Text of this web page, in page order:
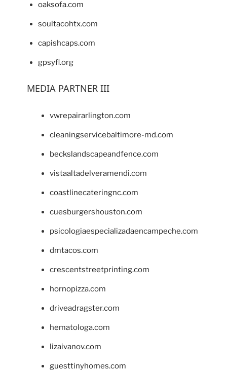
oaksofa.com
soultacohtx.com
capishcaps.com
gpsyfl.org
MEDIA PARTNER III
vwrepairarlington.com
cleaningservicebaltimore-md.com
beckslandscapeandfence.com
vistaaltadelveramendi.com
coastlinecateringnc.com
cuesburgershouston.com
psicologiaespecializadaencampeche.com
dmtacos.com
crescentstreetprinting.com
hornopizza.com
driveadragster.com
hematologa.com
lizaivanov.com
guesttinyhomes.com